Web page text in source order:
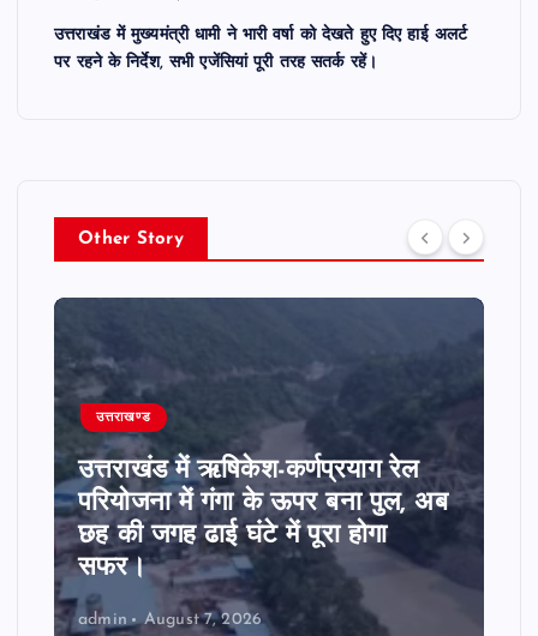
उत्तराखंड में मुख्यमंत्री धामी ने भारी वर्षा को देखते हुए दिए हाई अलर्ट
पर रहने के निर्देश, सभी एजेंसियां पूरी तरह सतर्क रहें।
Other Story
उत्तराखण्ड
उत्तराखंड में ऋषिकेश-कर्णप्रयाग रेल
परियोजना में गंगा के ऊपर बना पुल, अब
छह की जगह ढाई घंटे में पूरा होगा
सफर।
admin August 7, 2026